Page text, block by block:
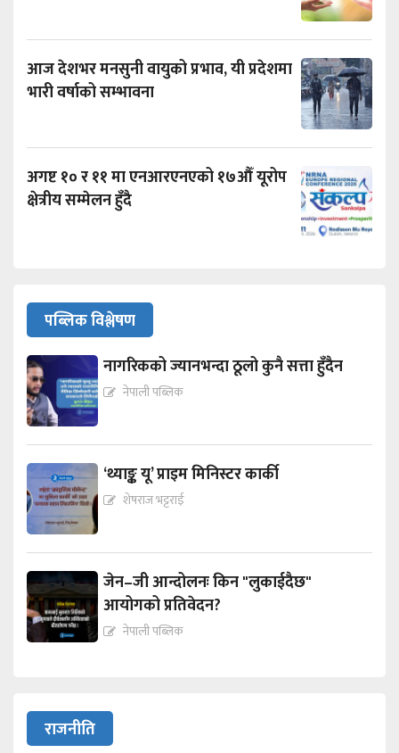
आज देशभर मनसुनी वायुको प्रभाव, यी प्रदेशमा
भारी वर्षाको सम्भावना
अगष्ट १० र ११ मा एनआरएनएको १७औँ यूरोप
क्षेत्रीय सम्मेलन हुँदै
पब्लिक विश्लेषण
नागरिकको ज्यानभन्दा ठूलो कुनै सत्ता हुँदैन
नेपाली पब्लिक
‘थ्याङ्क यू’ प्राइम मिनिस्टर कार्की
शेषराज भट्टराई
जेन–जी आन्दोलनः किन "लुकाईदैछ"
आयोगको प्रतिवेदन?
नेपाली पब्लिक
राजनीति